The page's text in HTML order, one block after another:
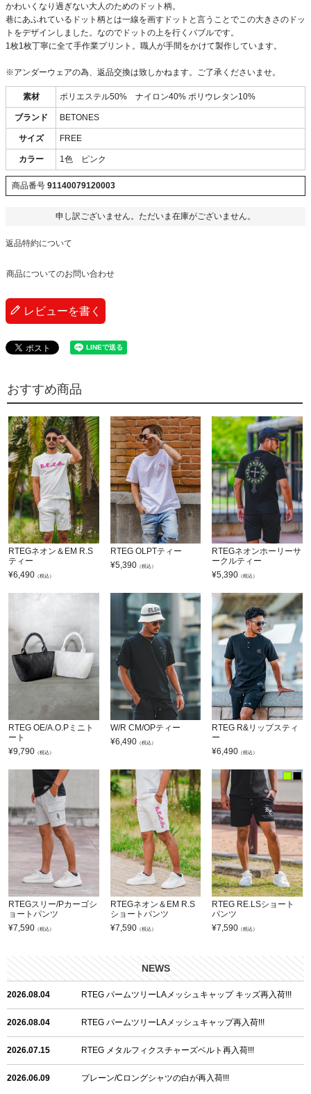
かわいくなり過ぎない大人のためのドット柄。
巷にあふれているドット柄とは一線を画すドットと言うことでこの大きさのドッ
トをデザインしました。なのでドットの上を行くバブルです。
1枚1枚丁寧に全て手作業プリント。職人が手間をかけて製作しています。
※アンダーウェアの為、返品交換は致しかねます。ご了承くださいませ。
素材 ポリエステル50% ナイロン40% ポリウレタン10%
ブランド BETONES
サイズ FREE
カラー 1色 ピンク
商品番号 91140079120003
申し訳ございません。ただいま在庫がございません。
返品特約について
商品についてのお問い合わせ
レビューを書く
おすすめ商品
RTEGネオン＆EM R.S
ティー
¥6,490 （税込）
RTEG OLPTティー
¥5,390（税込）
RTEGネオンホーリーサ
ークルティー
¥5,390 （税込）
RTEG OE/A.O.Pミニト
ート
¥9,790 （税込）
W/R CM/OPティー
¥6,490（税込）
RTEG R&リップスティ
ー
¥6,490 （税込）
RTEGスリー/Pカーゴシ
ョートパンツ
¥7,590 （税込）
RTEGネオン＆EM R.S
ショートパンツ
¥7,590（税込）
RTEG RE.LSショート
パンツ
¥7,590 （税込）
NEWS
2026.08.04 RTEG パームツリーLAメッシュキャップ キッズ再入荷!!!
2026.08.04 RTEG パームツリーLAメッシュキャップ再入荷!!!
2026.07.15 RTEG メタルフィクスチャーズベルト再入荷!!!
2026.06.09 プレーン/Cロングシャツの白が再入荷!!!